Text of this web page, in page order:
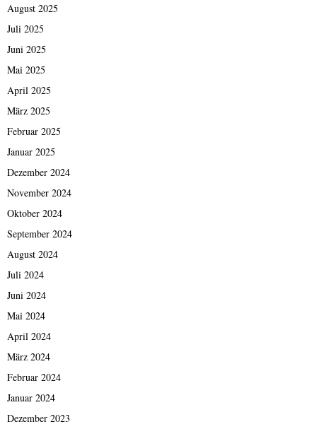
August 2025
Juli 2025
Juni 2025
Mai 2025
April 2025
März 2025
Februar 2025
Januar 2025
Dezember 2024
November 2024
Oktober 2024
September 2024
August 2024
Juli 2024
Juni 2024
Mai 2024
April 2024
März 2024
Februar 2024
Januar 2024
Dezember 2023